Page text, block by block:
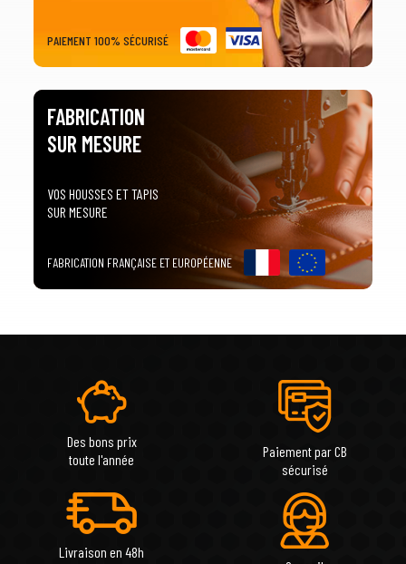
PAIEMENT 100% SÉCURISÉ
FABRICATION
SUR MESURE
VOS HOUSSES ET TAPIS
SUR MESURE
FABRICATION FRANÇAISE ET EUROPÉENNE
Des bons prix
toute l'année
Paiement par CB
sécurisé
Livraison en 48h